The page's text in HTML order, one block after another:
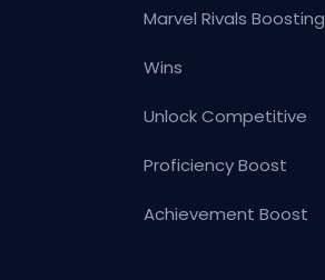
Marvel Rivals Boosting
Wins
Unlock Competitive
Proficiency Boost
Achievement Boost